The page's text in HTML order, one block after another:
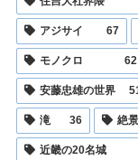
アジサイ 67
モノクロ 62
安藤忠雄の世界
滝 36 絶
近畿の20名城